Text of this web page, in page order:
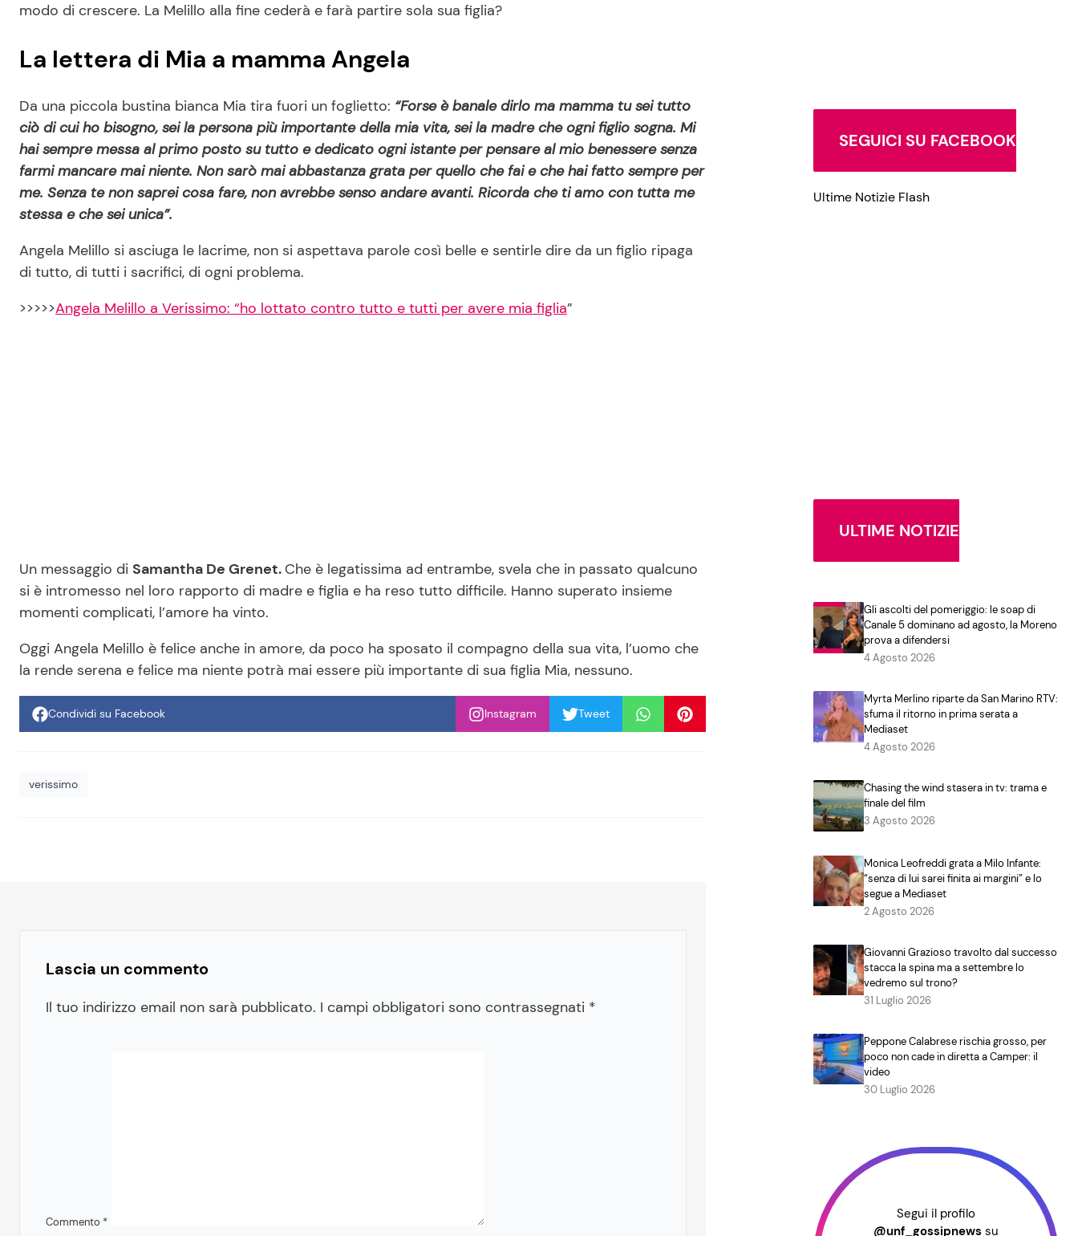
modo di crescere. La Melillo alla fine cederà e farà partire sola sua figlia?
La lettera di Mia a mamma Angela
Da una piccola bustina bianca Mia tira fuori un foglietto: “Forse è banale dirlo ma mamma tu sei tutto
ciò di cui ho bisogno, sei la persona più importante della mia vita, sei la madre che ogni figlio sogna. Mi
hai sempre messa al primo posto su tutto e dedicato ogni istante per pensare al mio benessere senza
farmi mancare mai niente. Non sarò mai abbastanza grata per quello che fai e che hai fatto sempre per
me. Senza te non saprei cosa fare, non avrebbe senso andare avanti. Ricorda che ti amo con tutta me
stessa e che sei unica”.
Angela Melillo si asciuga le lacrime, non si aspettava parole così belle e sentirle dire da un figlio ripaga
di tutto, di tutti i sacrifici, di ogni problema.
>>>>>Angela Melillo a Verissimo: “ho lottato contro tutto e tutti per avere mia figlia”
Un messaggio di Samantha De Grenet. Che è legatissima ad entrambe, svela che in passato qualcuno
si è intromesso nel loro rapporto di madre e figlia e ha reso tutto difficile. Hanno superato insieme
momenti complicati, l’amore ha vinto.
Oggi Angela Melillo è felice anche in amore, da poco ha sposato il compagno della sua vita, l’uomo che
la rende serena e felice ma niente potrà mai essere più importante di sua figlia Mia, nessuno.
Condividi su Facebook Instagram Tweet
verissimo
Lascia un commento
Il tuo indirizzo email non sarà pubblicato. I campi obbligatori sono contrassegnati *
Commento *
SEGUICI SU FACEBOOK
Ultime Notizie Flash
ULTIME NOTIZIE
Gli ascolti del pomeriggio: le soap di
Canale 5 dominano ad agosto, la Moreno
prova a difendersi
4 Agosto 2026
Myrta Merlino riparte da San Marino RTV:
sfuma il ritorno in prima serata a
Mediaset
4 Agosto 2026
Chasing the wind stasera in tv: trama e
finale del film
3 Agosto 2026
Monica Leofreddi grata a Milo Infante:
“senza di lui sarei finita ai margini” e lo
segue a Mediaset
2 Agosto 2026
Giovanni Grazioso travolto dal successo
stacca la spina ma a settembre lo
vedremo sul trono?
31 Luglio 2026
Peppone Calabrese rischia grosso, per
poco non cade in diretta a Camper: il
video
30 Luglio 2026
Segui il profilo
@unf_gossipnews su